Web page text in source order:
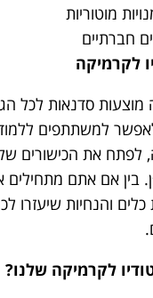
מוטוריות
חברתיים
לקרמיקה
מוצעות סדנאות לכל
למשתתפים
לפתח את הכישורים
בין אם אתם
והנחיות שיעזרו
לקרמיקה שלנו?